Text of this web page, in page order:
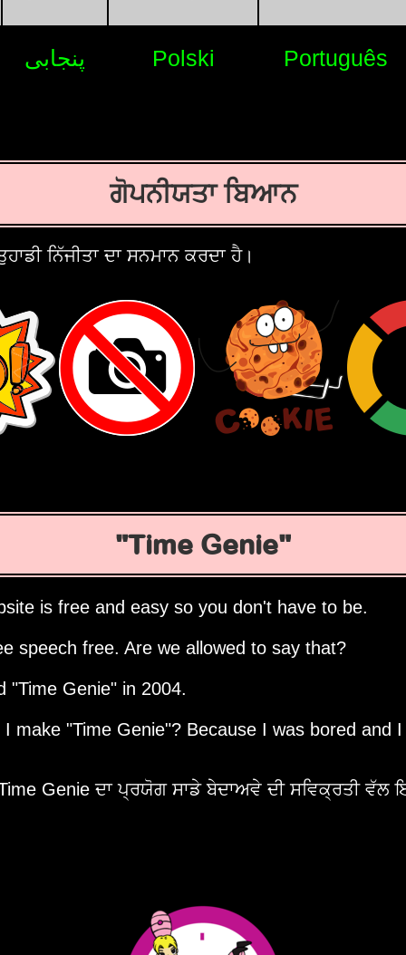
پنجابی Polski Português
ਗੋਪਨੀਯਤਾ ਬਿਆਨ
ਨਿੱਜੀਤਾ ਦਾ ਸਨਮਾਨ ਕਰਦਾ ਹੈ।
Time Genie
is free and easy so you don't have to be.
speech free. Are we allowed to say that?
Time Genie in 2004.
I make Time Genie ? Because I was bored and
Genie ਦਾ ਪ੍ਰਯੋਗ ਸਾਡੇ ਬੇਦਾਅਵੇ ਦੀ ਸਵਿਕ੍ਰਤੀ ਵੱਲ